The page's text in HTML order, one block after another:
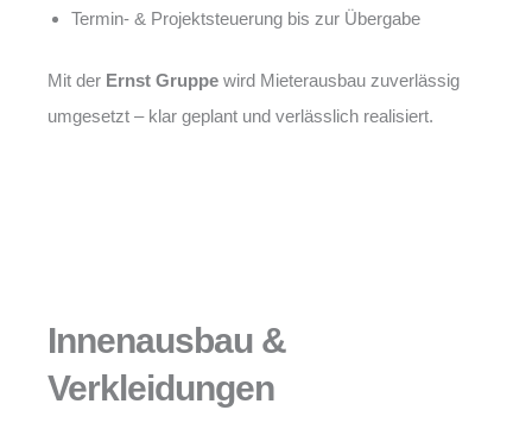
Termin- & Projektsteuerung bis zur Übergabe
Mit der Ernst Gruppe wird Mieterausbau zuverlässig
umgesetzt – klar geplant und verlässlich realisiert.
Innenausbau &
Verkleidungen